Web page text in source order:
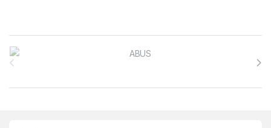
Brands Carousel